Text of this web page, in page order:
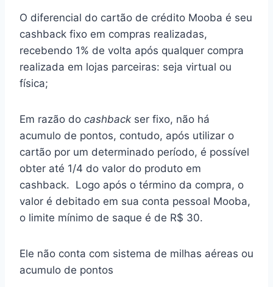
O diferencial do cartão de crédito Mooba é seu
cashback fixo em compras realizadas,
recebendo 1% de volta após qualquer compra
realizada em lojas parceiras: seja virtual ou
física;
Em razão do cashback ser fixo, não há
acumulo de pontos, contudo, após utilizar o
cartão por um determinado período, é possível
obter até 1/4 do valor do produto em
cashback. Logo após o término da compra, o
valor é debitado em sua conta pessoal Mooba,
o limite mínimo de saque é de R$ 30.
Ele não conta com sistema de milhas aéreas ou
acumulo de pontos